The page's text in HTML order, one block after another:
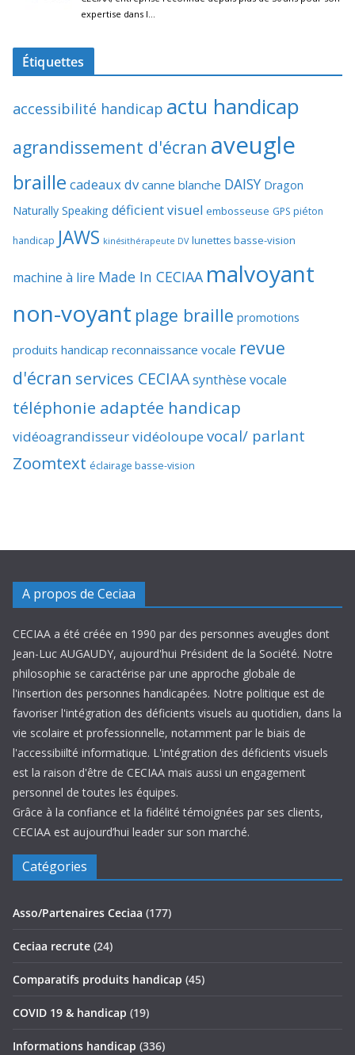
Étiquettes
accessibilité handicap actu handicap
agrandissement d'écran aveugle
braille cadeaux dv canne blanche DAISY Dragon
Naturally Speaking déficient visuel embosseuse GPS piéton
handicap JAWS kinésithérapeute DV lunettes basse-vision
machine à lire Made In CECIAA malvoyant
non-voyant plage braille promotions
produits handicap reconnaissance vocale revue
d'écran services CECIAAsynthèse vocale
téléphonie adaptée handicap
vidéoagrandisseurvidéoloupevocal/ parlant
Zoomtext éclairage basse-vision
A propos de Ceciaa
CECIAA a été créée en 1990 par des personnes aveugles dont
Jean-Luc AUGAUDY, aujourd'hui Président de la Société. Notre
philosophie se caractérise par une approche globale de
l'insertion des personnes handicapées. Notre politique est de
favoriser l'intégration des déficients visuels au quotidien, dans la
vie scolaire et professionnelle, notamment par le biais de
l'accessibiilté informatique. L'intégration des déficients visuels
est la raison d'être de CECIAA mais aussi un engagement
personnel de toutes les équipes.
Grâce à la confiance et la fidélité témoignées par ses clients,
CECIAA est aujourd’hui leader sur son marché.
Catégories
Asso/Partenaires Ceciaa (177)
Ceciaa recrute (24)
Comparatifs produits handicap (45)
COVID 19 & handicap (19)
Informations handicap (336)